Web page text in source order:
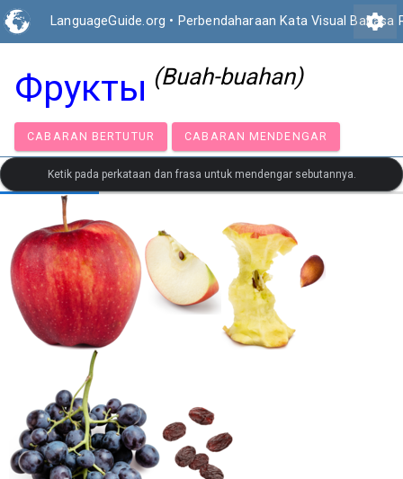
LanguageGuide.org • Perbendaharaan Kata Visual Bahasa
settings
Фрукты (Buah-buahan)
CABARAN BERTUTUR CABARAN MENDENGAR
Ketik pada perkataan dan frasa untuk mendengar sebutannya.